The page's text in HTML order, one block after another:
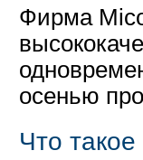
Фирма
осенью
Что